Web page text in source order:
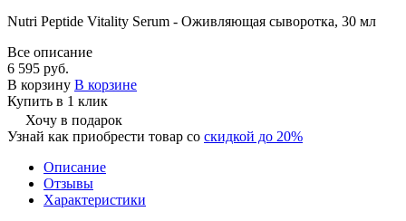
Nutri Peptide Vitality Serum - Оживляющая сыворотка, 30 мл
Все описание
6 595 руб.
В корзину В корзине
Купить в 1 клик
Хочу в подарок
Узнай как приобрести товар со скидкой до 20%
Описание
Отзывы
Характеристики